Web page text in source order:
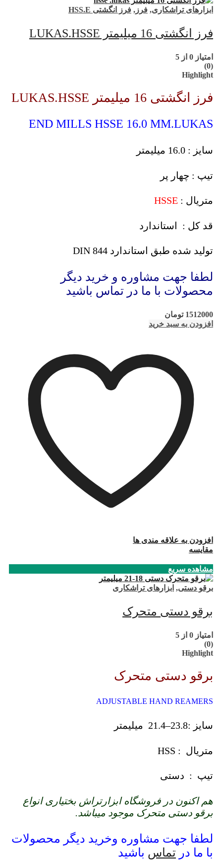
ابزارهای تراشکاری, فرز , فرز انگشتی HSS.E
فرز انگشتی 16 میلیمتر LUKAS.HSSE
امتیاز 0 از 5
(0)
Highlight
فرز انگشتی 16 میلیمتر LUKAS.HSSE
END MILLS HSSE 16.0 MM.LUKAS
سایز : 16.0 میلیمتر
تیپ : چهار پر
متریال : HSSE
قد کل : استاندارد
تولید شده طبق استاندارد DIN 844
لطفا جهت مشاوره و خرید دیگر
محصولات با ما در تماس باشید
1512000 تومان
افزودن به سبد خرید
افزودن به علاقه مندی ها
مقایسه
مشاهده سریع
برقو دستی, ابزارهای تراشکاری
برقو دستی متحرک
امتیاز 0 از 5
(0)
Highlight
برقو دستی متحرک
ADJUSTABLE HAND REAMERS
سایز :23.8–21.4 میلیمتر
متریال : HSS
تیپ : دستی
هم اکنون در فروشگاه ابزارتراش بختیاری انواع
برقو دستی متحرک موجود میباشد.
لطفا جهت مشاوره وخرید دیگر محصولات
با ما در تماس باشید